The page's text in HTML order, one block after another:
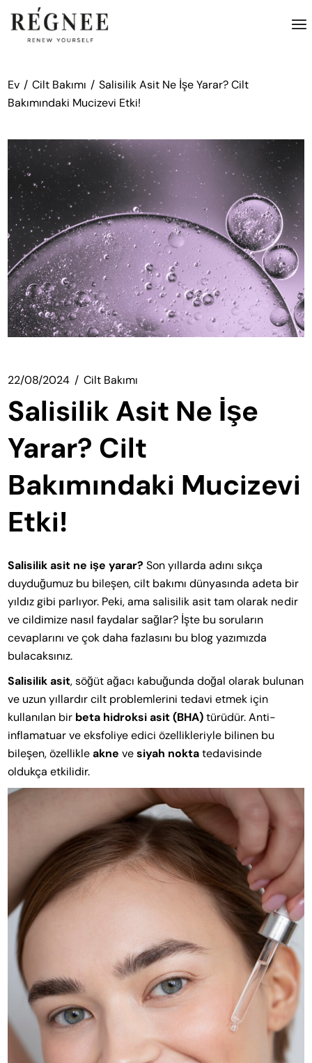
atla
Ev Cilt Bakımı
Salisilik Asit Ne İşe Yarar? Cilt
Bakımındaki Mucizevi Etki!
22/08/2024 Cilt Bakımı
Salisilik Asit Ne İşe
Yarar? Cilt
Bakımındaki Mucizevi
Etki!
Salisilik asit ne işe yarar? Son yıllarda adını sıkça
duyduğumuz bu bileşen, cilt bakımı dünyasında adeta bir
yıldız gibi parlıyor. Peki, ama salisilik asit tam olarak nedir
ve cildimize nasıl faydalar sağlar? İşte bu soruların
cevaplarını ve çok daha fazlasını bu blog yazımızda
bulacaksınız.
Salisilik asit, söğüt ağacı kabuğunda doğal olarak bulunan
ve uzun yıllardır cilt problemlerini tedavi etmek için
kullanılan bir beta hidroksi asit (BHA)türüdür. Anti-
inflamatuar ve eksfoliye edici özellikleriyle bilinen bu
bileşen, özellikleakne vesiyah noktatedavisinde
oldukça etkilidir.